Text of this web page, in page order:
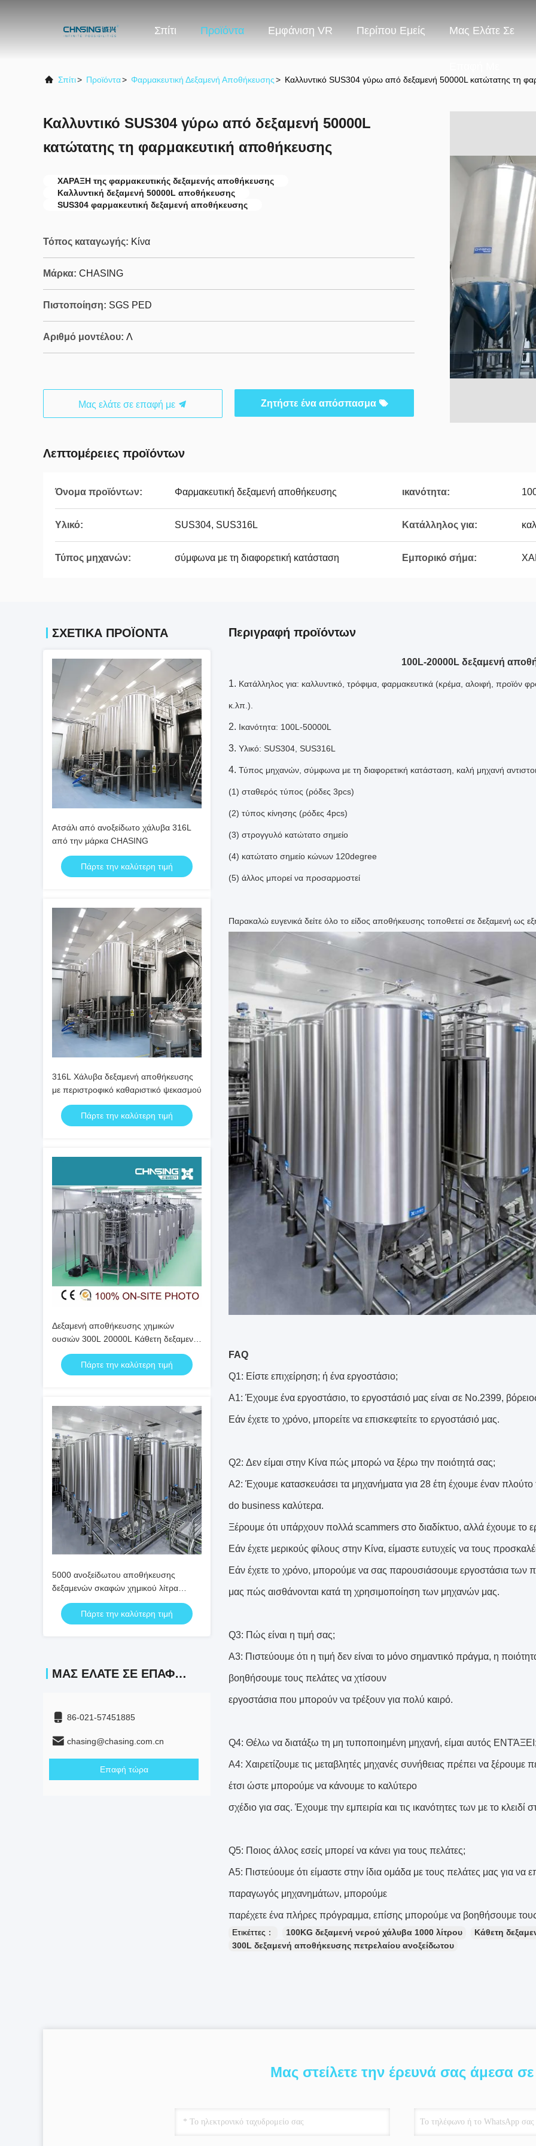
Σπίτι Προϊόντα Εμφάνιση VR Περίπου Εμείς Μας Ελάτε Σε
Σπίτι> Προϊόντα> Φαρμακευτική Δεξαμενή Αποθήκευσης> Καλλυντικό SUS304 γύρω από δεξαμενή 50000L κατώτατης τη
Καλλυντικό SUS304 γύρω από δεξαμενή 50000L
κατώτατης τη φαρμακευτική αποθήκευσης
ΧΑΡΑΞΗ της φαρμακευτικής δεξαμενής αποθήκευσης
Καλλυντική δεξαμενή 50000L αποθήκευσης
SUS304 φαρμακευτική δεξαμενή αποθήκευσης
Τόπος καταγωγής: Κίνα
Μάρκα: CHASING
Πιστοποίηση: SGS PED
Αριθμό μοντέλου: Λ
Μας ελάτε σε επαφή με Ζητήστε ένα απόσπασμα
Λεπτομέρειες προϊόντων
Όνομα προϊόντων: Φαρμακευτική δεξαμενή αποθήκευσης ικανότητα:
Υλικό: SUS304, SUS316L Κατάλληλος για:
Τύπος μηχανών: σύμφωνα με τη διαφορετική κατάσταση Εμπορικό σήμα:
ΣΧΕΤΙΚΆ ΠΡΟΪΌΝΤΑ
Ατσάλι από ανοξείδωτο χάλυβα 316L
από την μάρκα CHASING
Πάρτε την καλύτερη τιμή
316L Χάλυβα δεξαμενή αποθήκευσης
με περιστροφικό καθαριστικό ψεκασμού
Πάρτε την καλύτερη τιμή
Δεξαμενή αποθήκευσης χημικών
ουσιών 300L 20000L Κάθετη δεξαμενή
αποθήκευσης λαδιού από ανοξείδωτο
χάλυβα 0,5 MPa
Πάρτε την καλύτερη τιμή
5000 ανοξείδωτου αποθήκευσης
δεξαμενών σκαφών χημικού λίτρα
εξοπλισμού αποθήκευσης
Πάρτε την καλύτερη τιμή
ΜΑΣ ΕΛΆΤΕ ΣΕ ΕΠΑΦΉ ΜΕ
86-021-57451885
chasing@chasing.com.cn
Επαφή τώρα
Περιγραφή προϊόντων
100L-20000L δεξαμενή
Κατάλληλος για: καλλυντικό, τρόφιμα, φαρμακευτικά (κρέμα, αλοιφή, προϊόν
κ.λπ.).
Ικανότητα: 100L-50000L
Υλικό: SUS304, SUS316L
Τύπος μηχανών, σύμφωνα με τη διαφορετική κατάσταση, καλή μηχανή
(1) σταθερός τύπος (ρόδες 3pcs)
(2) τύπος κίνησης (ρόδες 4pcs)
(3) στρογγυλό κατώτατο σημείο
(4) κατώτατο σημείο κώνων 120degree
(5) άλλος μπορεί να προσαρμοστεί
Παρακαλώ ευγενικά δείτε όλο το είδος αποθήκευσης τοποθετεί σε δεξαμενή ως
FAQ
Q1: Είστε επιχείρηση; ή ένα εργοστάσιο;
Α1: Έχουμε ένα εργοστάσιο, το εργοστάσιό μας είναι σε No.2399,
Εάν έχετε το χρόνο, μπορείτε να επισκεφτείτε το εργοστάσιό μας.
Q2: Δεν είμαι στην Κίνα πώς μπορώ να ξέρω την ποιότητά σας;
A2: Έχουμε κατασκευάσει τα μηχανήματα για 28 έτη έχουμε έναν
do business καλύτερα.
Ξέρουμε ότι υπάρχουν πολλά scammers στο διαδίκτυο, αλλά έχουμε το
Εάν έχετε μερικούς φίλους στην Κίνα, είμαστε ευτυχείς να τους
Εάν έχετε το χρόνο, μπορούμε να σας παρουσιάσουμε εργοστάσια των
μας πώς αισθάνονται κατά τη χρησιμοποίηση των μηχανών μας.
Q3: Πώς είναι η τιμή σας;
A3: Πιστεύουμε ότι η τιμή δεν είναι το μόνο σημαντικό πράγμα, η
βοηθήσουμε τους πελάτες να χτίσουν
εργοστάσια που μπορούν να τρέξουν για πολύ καιρό.
Q4: Θέλω να διατάξω τη μη τυποποιημένη μηχανή, είμαι αυτός
A4: Χαιρετίζουμε τις μεταβλητές μηχανές συνήθειας πρέπει να ξέρουμε
έτσι ώστε μπορούμε να κάνουμε το καλύτερο
σχέδιο για σας. Έχουμε την εμπειρία και τις ικανότητες των με το
Q5: Ποιος άλλος εσείς μπορεί να κάνει για τους πελάτες;
A5: Πιστεύουμε ότι είμαστε στην ίδια ομάδα με τους πελάτες μας για να
παραγωγός μηχανημάτων, μπορούμε
παρέχετε ένα πλήρες πρόγραμμα, επίσης μπορούμε να βοηθήσουμε
Ετικέττες： 100KG δεξαμενή νερού χάλυβα 1000 λίτρου
Κάθετη
300L δεξαμενή αποθήκευσης πετρελαίου ανοξείδωτου
Μας στείλετε την έρευνά σας άμεσα σε